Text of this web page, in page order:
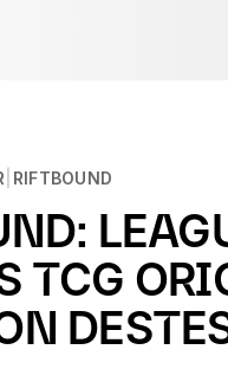
RIFTBOUND
TCG